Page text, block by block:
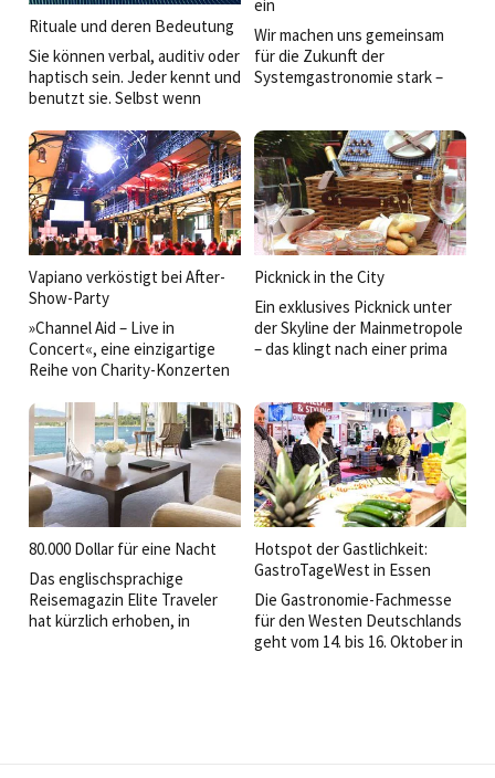
Rituale und deren Bedeutung
Sie können verbal, auditiv oder
haptisch sein. Jeder kennt und
benutzt sie. Selbst wenn
mit ihnen Großes bewirken.
ein
Wir machen uns gemeinsam
für die Zukunft der
Systemgastronomie stark –
Stand (Halle 7, D02) auf der
Fachmesse INTERGASTRA in
Stuttgart einen »Info-Tag des
Bundesverbands der
Systemgastronomie« geben.
Vapiano verköstigt bei After-
Show-Party
»Channel Aid – Live in
Concert«, eine einzigartige
Reihe von Charity-Konzerten
Menschen, ist in Hamburg in
eine neue Runde gegangen:
Picknick in the City
Ein exklusives Picknick unter
der Skyline der Mainmetropole
– das klingt nach einer prima
kennenzulernen.
80.000 Dollar für eine Nacht
Das englischsprachige
Reisemagazin Elite Traveler
hat kürzlich erhoben, in
Hotspot der Gastlichkeit:
GastroTageWest in Essen
Die Gastronomie-Fachmesse
für den Westen Deutschlands
geht vom 14. bis 16. Oktober in